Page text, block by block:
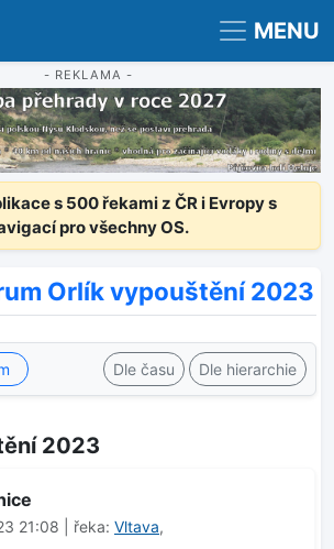
MENU
- REKLAMA -
s 500 řekami z ČR i Evropy s
pro všechny OS.
Orlík vypouštění 2023
Dle času Dle hierarchie
2023
21:08 | řeka: Vltava,